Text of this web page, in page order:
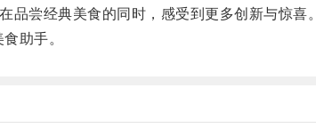
尝经典美食的同时，感受到更多创新与惊喜。
助手。